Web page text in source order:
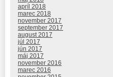
apríl 2018
marec 2018
november 2017
september 2017
august 2017
júl 2017
jún 2017
máj 2017
november 2016
marec 2016